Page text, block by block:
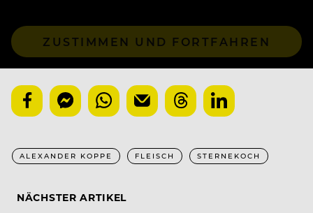
ZUSTIMMEN UND FORTFAHREN
ALEXANDER KOPPE FLEISCH STERNEKOCH
NÄCHSTER ARTIKEL